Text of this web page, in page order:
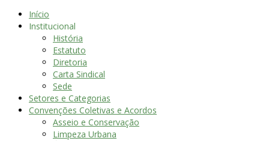
Início
Institucional
História
Estatuto
Diretoria
Carta Sindical
Sede
Setores e Categorias
Convenções Coletivas e Acordos
Asseio e Conservação
Limpeza Urbana